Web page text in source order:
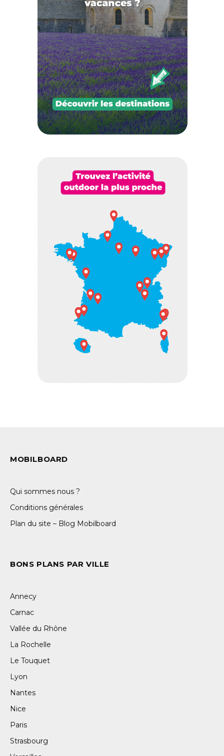
MOBILBOARD
Qui sommes nous ?
Conditions générales
Plan du site – Blog Mobilboard
BONS PLANS PAR VILLE
Annecy
Carnac
Vallée du Rhône
La Rochelle
Le Touquet
Lyon
Nantes
Nice
Paris
Strasbourg